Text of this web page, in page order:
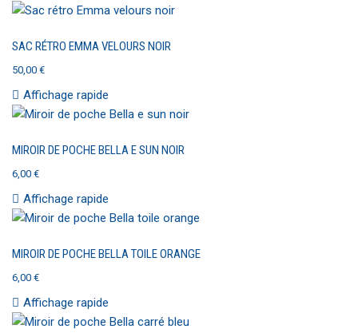
SAC RÉTRO EMMA VELOURS NOIR
50,00 €
Affichage rapide
MIROIR DE POCHE BELLA E SUN NOIR
6,00 €
Affichage rapide
MIROIR DE POCHE BELLA TOILE ORANGE
6,00 €
Affichage rapide